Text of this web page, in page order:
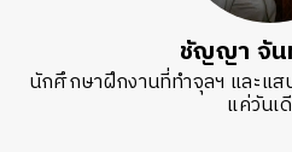
ชัญญา จัน
นักศึกษาฝึกงานที่ทำจุลฯ และแส
แค่วันเ